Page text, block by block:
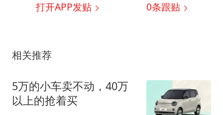
打开APP发贴 0条跟贴
相关推荐
5万的小车卖不动，40万
以上的抢着买